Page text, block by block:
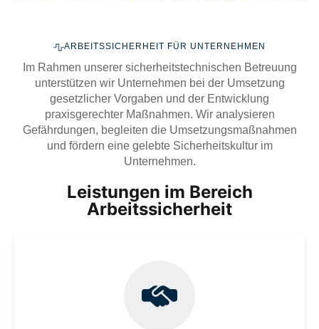
ARBEITSSICHERHEIT FÜR UNTERNEHMEN
Im Rahmen unserer sicherheitstechnischen Betreuung
unterstützen wir Unternehmen bei der Umsetzung
gesetzlicher Vorgaben und der Entwicklung
praxisgerechter Maßnahmen. Wir analysieren
Gefährdungen, begleiten die Umsetzungsmaßnahmen
und fördern eine gelebte Sicherheitskultur im
Unternehmen.
Leistungen im Bereich
Arbeitssicherheit
Wir stellen Ihnen qualifizierte Fachkräfte für
Arbeitssicherheit zur Verfügung und übernehmen die